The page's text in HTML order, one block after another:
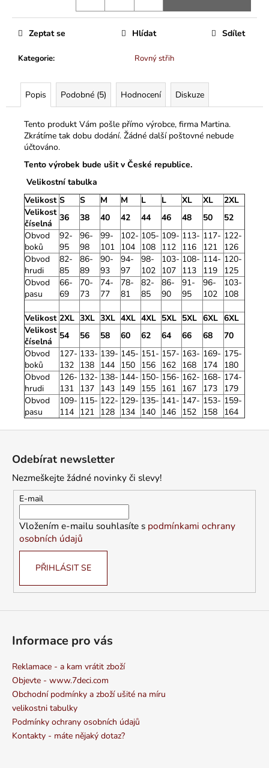
Kategorie: Rovný střih
Zeptat se Hlídat Sdílet
Popis Podobné (5) Hodnocení Diskuze
Tento produkt Vám pošle přímo výrobce, firma Martina.
Zkrátíme tak dobu dodání. Žádné další poštovné nebude
účtováno.
Tento výrobek bude ušit v České republice.
Velikostní tabulka
Velikost S S M M L L XL XL
2XL
Velikost
číselná
36 38 40 42 44 46 48 50
52
Obvod
boků
92-
95
96-
98
99-
101
102-
104
105-
108
109-
112
113-
116
117-
121
122-
126
Obvod
hrudi
82-
85
86-
89
90-
93
94-
97
98-
102
103-
107
108-
113
114-
119
120-
125
Obvod
pasu
66-
69
70-
73
74-
77
78-
81
82-
85
86-
90
91-
95
96-
102
103-
108
Velikost 2XL 3XL 3XL 4XL 4XL 5XL 5XL 6XL 6XL
Velikost
číselná
54 56 58 60 62 64 66 68
70
Obvod
boků
127-
132
133-
138
139-
144
145-
150
151-
156
157-
162
163-
168
169-
174
175-
180
Obvod
hrudi
126-
131
132-
137
138-
143
144-
149
150-
155
156-
161
162-
167
168-
173
174-
179
Obvod
pasu
109-
114
115-
121
122-
128
129-
134
135-
140
141-
146
147-
152
153-
158
159-
164
Odebírat newsletter
Nezmeškejte žádné novinky či slevy!
E-mail
Vložením e-mailu souhlasíte s podmínkami ochrany
osobních údajů
PŘIHLÁSIT SE
Informace pro vás
Reklamace - a kam vrátit zboží
Objevte - www.7deci.com
Obchodní podmínky a zboží ušité na míru
velikostni tabulky
Podmínky ochrany osobních údajů
Kontakty - máte nějaký dotaz?